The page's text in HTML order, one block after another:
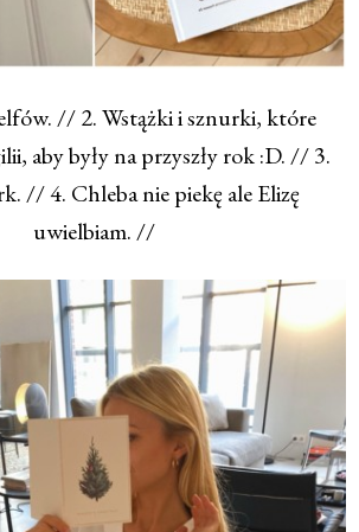
// 2. Wstążki i sznurki, które
aby były na przyszły rok :D. // 3.
// 4. Chleba nie piekę ale Elizę
uwielbiam. //